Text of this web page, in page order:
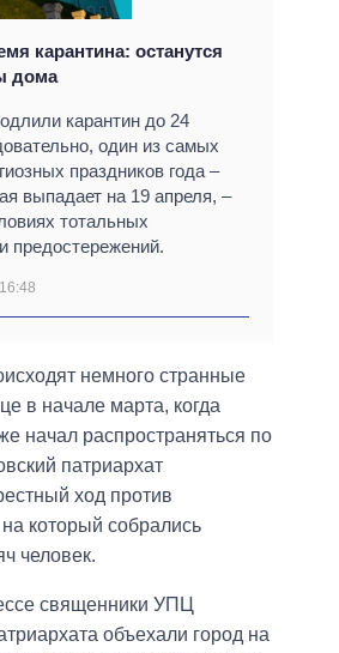
карантина: останутся
дома
карантин до 24
один из самых
праздников года –
выпадает на 19 апреля, –
тотальных
предостережений.
немного странные
в начале марта, когда
начал распространяться по
патриархат
ход против
который собрались
человек.
священники УПЦ
объехали город на